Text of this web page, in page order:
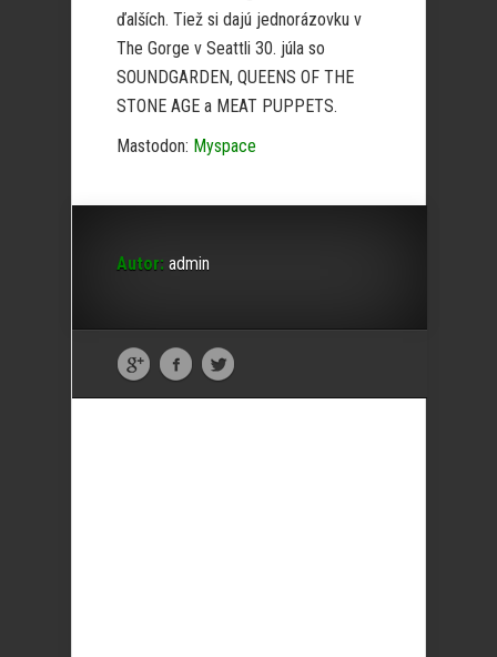
ďalších. Tiež si dajú jednorázovku v
The Gorge v Seattli 30. júla so
SOUNDGARDEN, QUEENS OF THE
STONE AGE a MEAT PUPPETS.
Mastodon: Myspace
Autor: admin